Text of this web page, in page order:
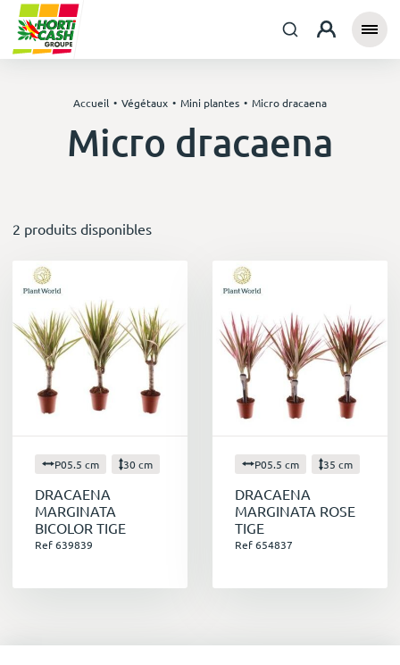
Accueil Végétaux Mini plantes Micro dracaena
Micro dracaena
2 produits disponibles
P05.5 cm 30 cm
DRACAENA
MARGINATA
BICOLOR TIGE
Ref 639839
P05.5 cm 35 cm
DRACAENA
MARGINATA ROSE
TIGE
Ref 654837